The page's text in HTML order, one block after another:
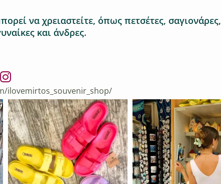
να χρειαστείτε, όπως πετσέτες, σαγιονάρες,
και άνδρες.

ilovemirtos_souvenir_shop/